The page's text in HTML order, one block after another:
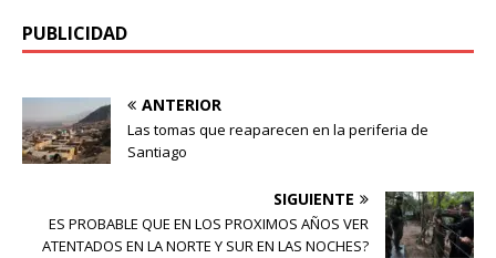
PUBLICIDAD
ANTERIOR
Las tomas que reaparecen en la periferia de
Santiago
SIGUIENTE
ES PROBABLE QUE EN LOS PROXIMOS AÑOS VER
ATENTADOS EN LA NORTE Y SUR EN LAS NOCHES?